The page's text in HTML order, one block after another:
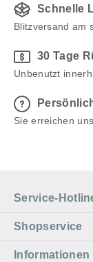
Schnelle
Blitzversand am
30 Tage
Unbenutzt
Sie erreichen
Service-
Shopservice
Informationen